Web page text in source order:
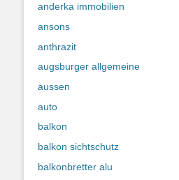
anderka immobilien
ansons
anthrazit
augsburger allgemeine
aussen
auto
balkon
balkon sichtschutz
balkonbretter alu